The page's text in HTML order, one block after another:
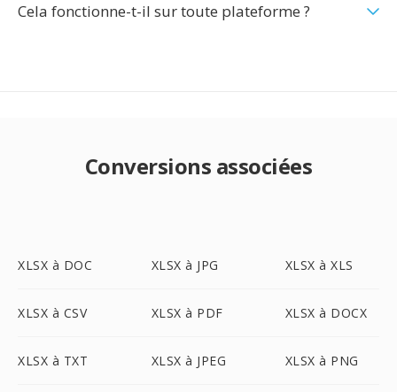
Cela fonctionne-t-il sur toute plateforme ?
Conversions associées
XLSX à DOC XLSX à JPG XLSX à XLS
XLSX à CSV XLSX à PDF XLSX à DOCX
XLSX à TXT XLSX à JPEG XLSX à PNG